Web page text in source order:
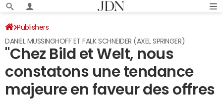
Publishers
DANIEL MUSSINGHOFF ET FALK SCHNEIDER (AXEL SPRINGER)
"Chez Bild et Welt, nous
constatons une tendance
majeure en faveur des offres